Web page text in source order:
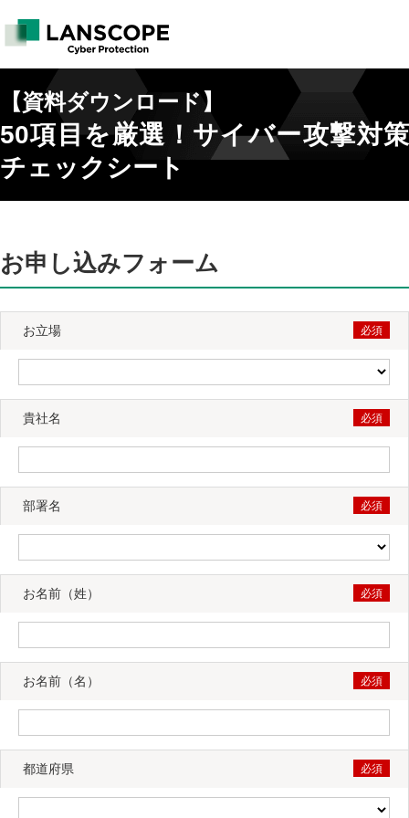
【資料ダウンロード】
50項目を厳選！サイバー攻撃対策
チェックシート
お申し込みフォーム
お立場
貴社名
部署名
お名前（姓）
お名前（名）
都道府県